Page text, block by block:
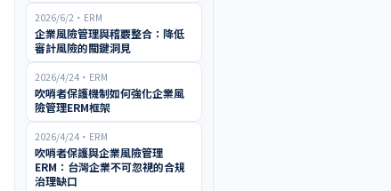
2026/6/2 ・ ERM
企業風險管理與稽覈整合：降低
審計風險的關鍵洞見
2026/4/24 ・ ERM
吹哨者保護機制如何強化企業風
險管理ERM框架
2026/4/24 ・ ERM
吹哨者保護與企業風險管理
ERM：台灣企業不可忽視的合規
治理缺口